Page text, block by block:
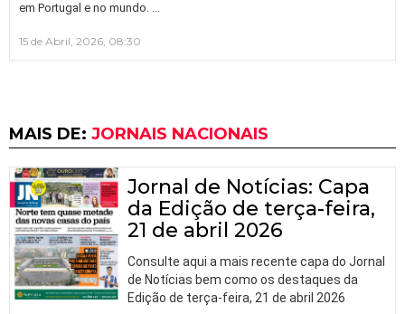
em Portugal e no mundo.
15 de Abril, 2026, 08:30
MAIS DE: JORNAIS NACIONAIS
Jornal de Notícias: Capa
da Edição de terça-feira,
21 de abril 2026
Consulte aqui a mais recente capa do Jornal
de Notícias bem como os destaques da
Edição de terça-feira, 21 de abril 2026